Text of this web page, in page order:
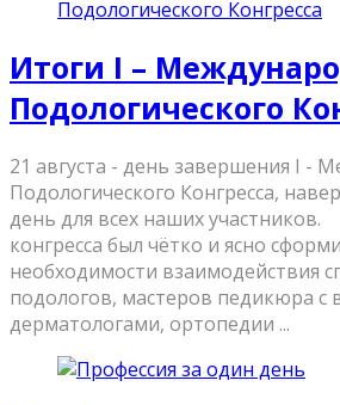
Итоги I –
Подологического
21 августа - день завершения I -
Подологического Конгресса,
день для всех наших участников.
конгресса был чётко и ясно
необходимости взаимодействия
подологов, мастеров педикюра с
дерматологами, ортопедии ...